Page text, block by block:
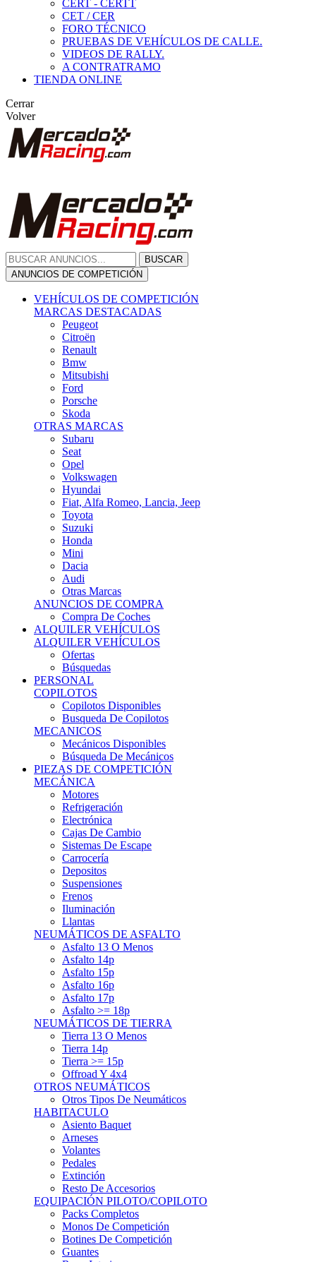
CERT - CERTT
CET / CER
FORO TÉCNICO
PRUEBAS DE VEHÍCULOS DE CALLE.
VIDEOS DE RALLY.
A CONTRATRAMO
TIENDA ONLINE
Cerrar
Volver
BUSCAR
ANUNCIOS DE COMPETICIÓN
VEHÍCULOS DE COMPETICIÓN
MARCAS DESTACADAS
Peugeot
Citroën
Renault
Bmw
Mitsubishi
Ford
Porsche
Skoda
OTRAS MARCAS
Subaru
Seat
Opel
Volkswagen
Hyundai
Fiat, Alfa Romeo, Lancia, Jeep
Toyota
Suzuki
Honda
Mini
Dacia
Audi
Otras Marcas
ANUNCIOS DE COMPRA
Compra De Coches
ALQUILER VEHÍCULOS
ALQUILER VEHÍCULOS
Ofertas
Búsquedas
PERSONAL
COPILOTOS
Copilotos Disponibles
Busqueda De Copilotos
MECANICOS
Mecánicos Disponibles
Búsqueda De Mecánicos
PIEZAS DE COMPETICIÓN
MECÁNICA
Motores
Refrigeración
Electrónica
Cajas De Cambio
Sistemas De Escape
Carrocería
Depositos
Suspensiones
Frenos
Iluminación
Llantas
NEUMÁTICOS DE ASFALTO
Asfalto 13 O Menos
Asfalto 14p
Asfalto 15p
Asfalto 16p
Asfalto 17p
Asfalto >= 18p
NEUMÁTICOS DE TIERRA
Tierra 13 O Menos
Tierra 14p
Tierra >= 15p
Offroad Y 4x4
OTROS NEUMÁTICOS
Otros Tipos De Neumáticos
HABITACULO
Asiento Baquet
Arneses
Volantes
Pedales
Extinción
Resto De Accesorios
EQUIPACIÓN PILOTO/COPILOTO
Packs Completos
Monos De Competición
Botines De Competición
Guantes
Ropa Interior
Cascos